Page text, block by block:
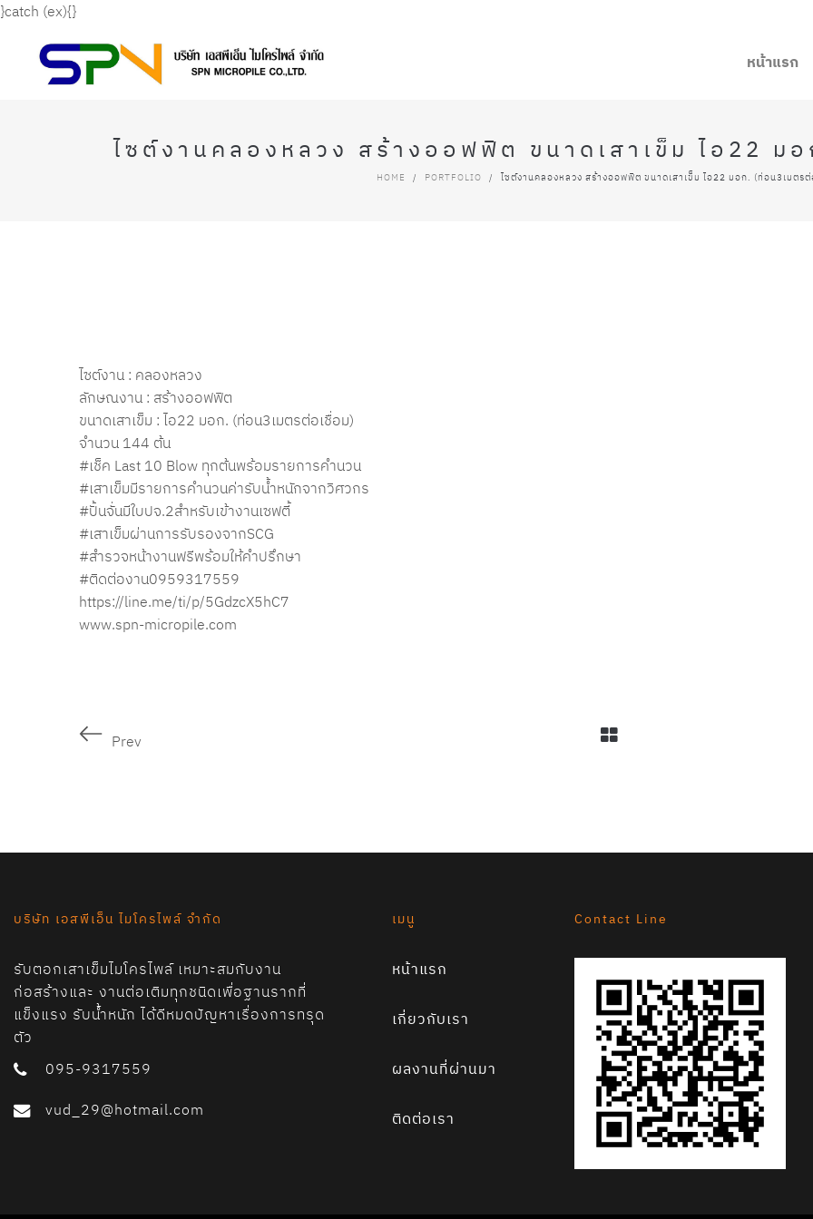
}catch (ex){}
หน้าแรก
ไซต์งานคลองหลวง สร้างออฟฟิต ขนาดเสาเข็ม ไอ22 ม
HOME / PORTFOLIO / ไซต์งานคลองหลวง สร้างออฟฟิต ขนาดเสาเข็ม ไอ22 มอก. (ท่อน3เมตรต่
ไซต์งาน : คลองหลวง
ลักษณงาน : สร้างออฟฟิต
ขนาดเสาเข็ม : ไอ22 มอก. (ท่อน3เมตรต่อเชื่อม)
จำนวน 144 ต้น
#เช็ค Last 10 Blow ทุกต้นพร้อมรายการคำนวน
#เสาเข็มมีรายการคำนวนค่ารับน้ำหนักจากวิศวกร
#ปั้นจั่นมีใบปจ.2สำหรับเข้างานเซฟตี้
#เสาเข็มผ่านการรับรองจากSCG
#สำรวจหน้างานฟรีพร้อมให้คำปรึกษา
#ติดต่องาน0959317559
https://line.me/ti/p/5GdzcX5hC7
www.spn-micropile.com
Prev
บริษัท เอสพีเอ็น ไมโครไพล์ จำกัด
รับตอกเสาเข็มไมโครไพล์ เหมาะสมกับงาน
ก่อสร้างและ งานต่อเติมทุกชนิดเพื่อฐานรากที่
แข็งแรง รับน้ำหนัก ได้ดีหมดปัญหาเรื่องการทรุด
ตัว
095-9317559
vud_29@hotmail.com
เมนู
หน้าแรก
เกี่ยวกับเรา
ผลงานที่ผ่านมา
ติดต่อเรา
Contact Line